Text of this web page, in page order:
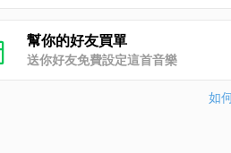
幫你的好友買單
送你好友免費設定這首音樂
如